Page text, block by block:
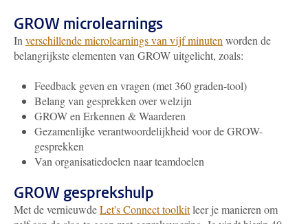
GROW microlearnings
In verschillende microlearnings van vijf minuten worden de
belangrijkste elementen van GROW uitgelicht, zoals:
Feedback geven en vragen (met 360 graden-tool)
Belang van gesprekken over welzijn
GROW en Erkennen & Waarderen
Gezamenlijke verantwoordelijkheid voor de GROW-
gesprekken
Van organisatiedoelen naar teamdoelen
GROW gesprekshulp
Met de vernieuwdeLet's Connect toolkitleer je manieren om